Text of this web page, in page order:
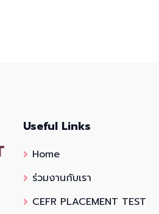
Useful Links
Home
ร่วมงานกับเรา
CEFR PLACEMENT TEST